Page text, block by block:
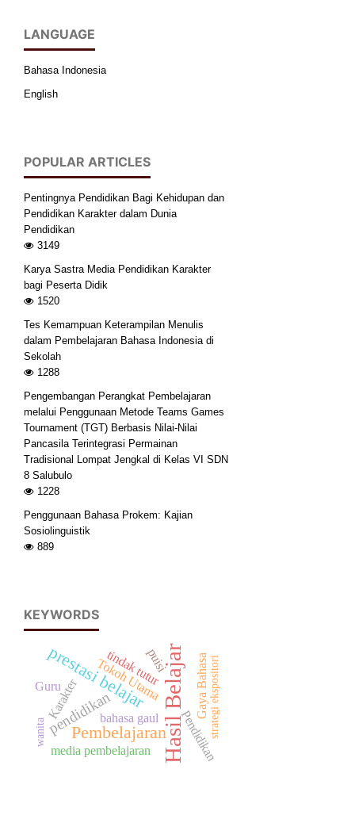
LANGUAGE
Bahasa Indonesia
English
POPULAR ARTICLES
Pentingnya Pendidikan Bagi Kehidupan dan
Pendidikan Karakter dalam Dunia
Pendidikan
3149
Karya Sastra Media Pendidikan Karakter
bagi Peserta Didik
1520
Tes Kemampuan Keterampilan Menulis
dalam Pembelajaran Bahasa Indonesia di
Sekolah
1288
Pengembangan Perangkat Pembelajaran
melalui Penggunaan Metode Teams Games
Tournament (TGT) Berbasis Nilai-Nilai
Pancasila Terintegrasi Permainan
Tradisional Lompat Jengkal di Kelas VI SDN
8 Salubulo
1228
Penggunaan Bahasa Prokem: Kajian
Sosiolinguistik
889
KEYWORDS
Hasil Belajar
prestasi belajar
Pembelajaran
pendidikan
Tokoh Utama
bahasa gaul
tindak tutur
Karakter
Pendidikan
media pembelajaran
Gaya Bahasa
puisi
Guru strategi ekspositori
wanita